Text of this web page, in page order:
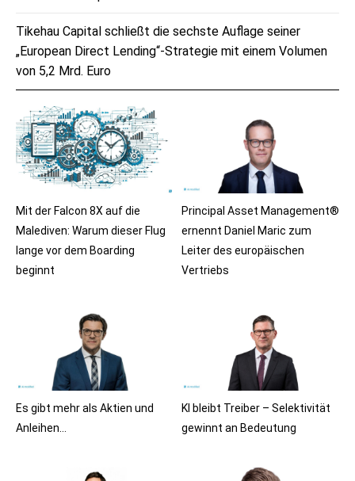
Mit der Falcon 8X auf die
Malediven: Warum dieser Flug
lange vor dem Boarding
beginnt
Principal Asset Management®
ernennt Daniel Maric zum
Leiter des europäischen
Vertriebs
Es gibt mehr als Aktien und
Anleihen…
KI bleibt Treiber – Selektivität
gewinnt an Bedeutung
Tikehau Capital schließt die sechste Auflage seiner
„European Direct Lending“-Strategie mit einem Volumen
von 5,2 Mrd. Euro